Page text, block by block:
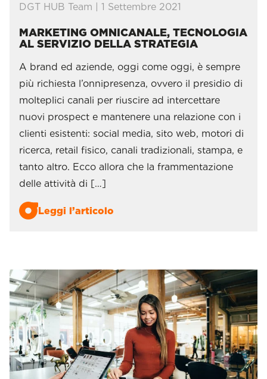
DGT HUB Team | 1 Settembre 2021
MARKETING OMNICANALE, TECNOLOGIA
AL SERVIZIO DELLA STRATEGIA
A brand ed aziende, oggi come oggi, è sempre
più richiesta l’onnipresenza, ovvero il presidio di
molteplici canali per riuscire ad intercettare
nuovi prospect e mantenere una relazione con i
clienti esistenti: social media, sito web, motori di
ricerca, retail fisico, canali tradizionali, stampa, e
tanto altro. Ecco allora che la frammentazione
delle attività di […]
Leggi l’articolo